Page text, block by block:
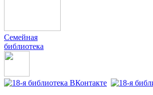
Семейная
библиотека